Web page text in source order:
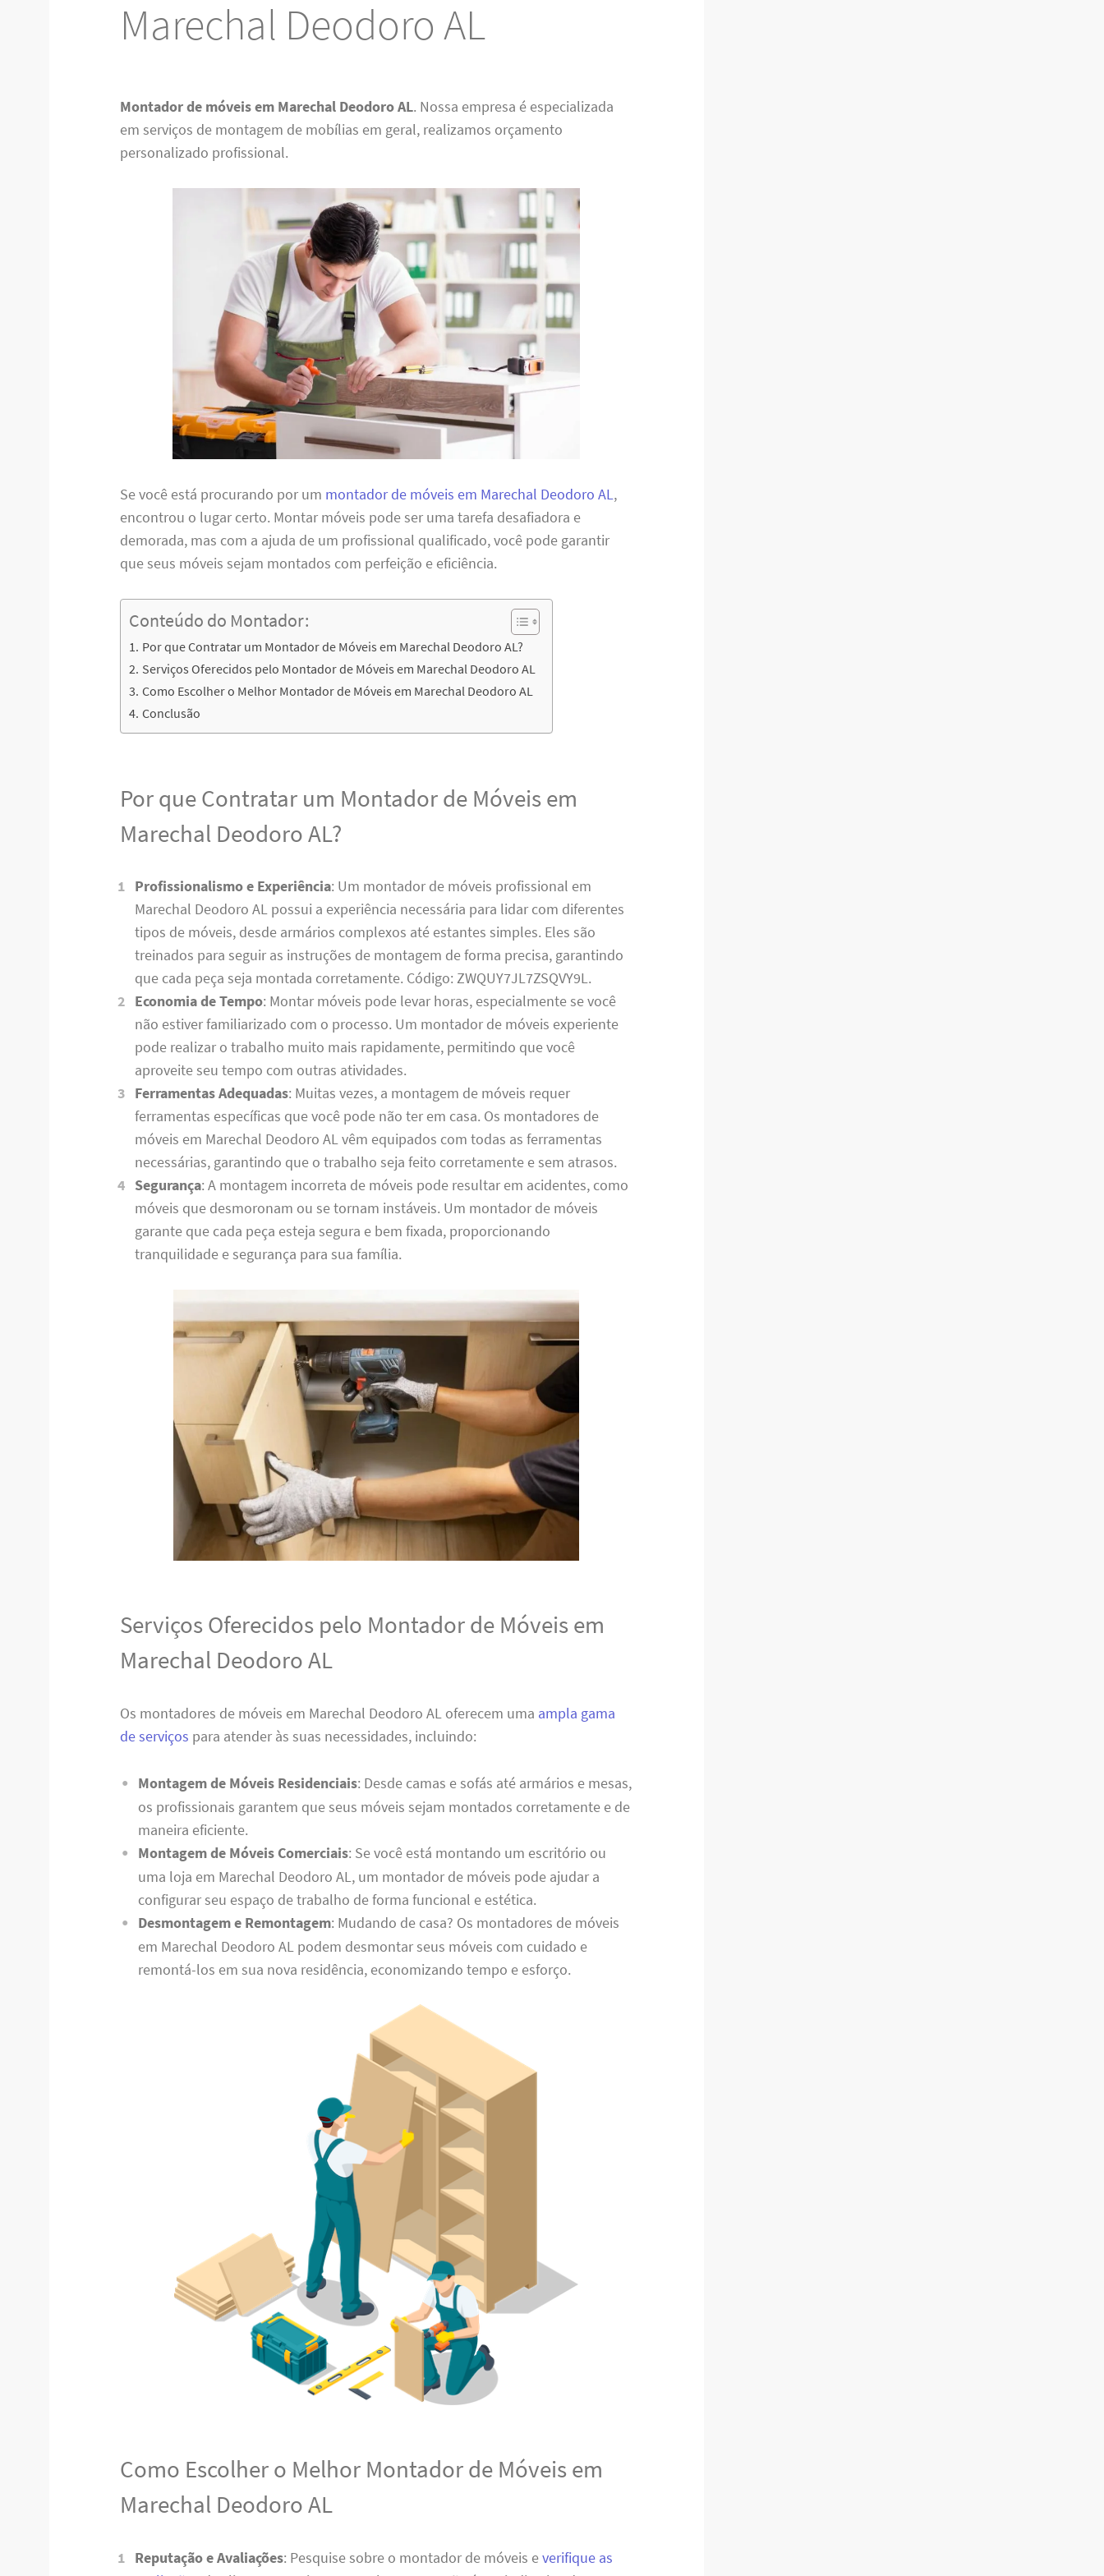
Marechal Deodoro AL
Montador de móveis em Marechal Deodoro AL. Nossa empresa é especializada
em serviços de montagem de mobílias em geral, realizamos orçamento
personalizado profissional.
Se você está procurando por um montador de móveis em Marechal Deodoro AL,
encontrou o lugar certo. Montar móveis pode ser uma tarefa desafiadora e
demorada, mas com a ajuda de um profissional qualificado, você pode garantir
que seus móveis sejam montados com perfeição e eficiência.
Conteúdo do Montador:
Por que Contratar um Montador de Móveis em Marechal Deodoro AL?
Serviços Oferecidos pelo Montador de Móveis em Marechal Deodoro AL
Como Escolher o Melhor Montador de Móveis em Marechal Deodoro AL
Conclusão
Por que Contratar um Montador de Móveis em
Marechal Deodoro AL?
Profissionalismo e Experiência: Um montador de móveis profissional em
Marechal Deodoro AL possui a experiência necessária para lidar com diferentes
tipos de móveis, desde armários complexos até estantes simples. Eles são
treinados para seguir as instruções de montagem de forma precisa, garantindo
que cada peça seja montada corretamente. Código: ZWQUY7JL7ZSQVY9L.
Economia de Tempo: Montar móveis pode levar horas, especialmente se você
não estiver familiarizado com o processo. Um montador de móveis experiente
pode realizar o trabalho muito mais rapidamente, permitindo que você
aproveite seu tempo com outras atividades.
Ferramentas Adequadas: Muitas vezes, a montagem de móveis requer
ferramentas específicas que você pode não ter em casa. Os montadores de
móveis em Marechal Deodoro AL vêm equipados com todas as ferramentas
necessárias, garantindo que o trabalho seja feito corretamente e sem atrasos.
Segurança: A montagem incorreta de móveis pode resultar em acidentes, como
móveis que desmoronam ou se tornam instáveis. Um montador de móveis
garante que cada peça esteja segura e bem fixada, proporcionando
tranquilidade e segurança para sua família.
Serviços Oferecidos pelo Montador de Móveis em
Marechal Deodoro AL
Os montadores de móveis em Marechal Deodoro AL oferecem uma ampla gama
de serviços para atender às suas necessidades, incluindo:
Montagem de Móveis Residenciais: Desde camas e sofás até armários e mesas,
os profissionais garantem que seus móveis sejam montados corretamente e de
maneira eficiente.
Montagem de Móveis Comerciais: Se você está montando um escritório ou
uma loja em Marechal Deodoro AL, um montador de móveis pode ajudar a
configurar seu espaço de trabalho de forma funcional e estética.
Desmontagem e Remontagem: Mudando de casa? Os montadores de móveis
em Marechal Deodoro AL podem desmontar seus móveis com cuidado e
remontá-los em sua nova residência, economizando tempo e esforço.
Como Escolher o Melhor Montador de Móveis em
Marechal Deodoro AL
Reputação e Avaliações: Pesquise sobre o montador de móveis everifique as